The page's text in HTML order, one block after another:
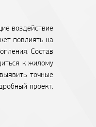
воздействие
повлиять на
Состав
к жилому
точные
проект.